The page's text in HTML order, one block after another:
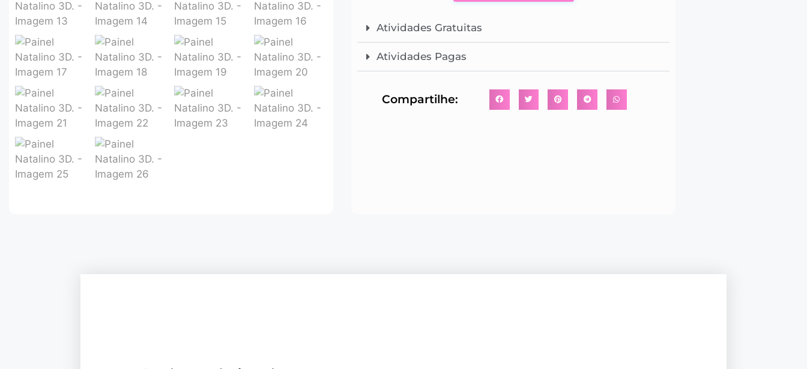
Atividades Gratuitas
Atividades Pagas
Compartilhe: